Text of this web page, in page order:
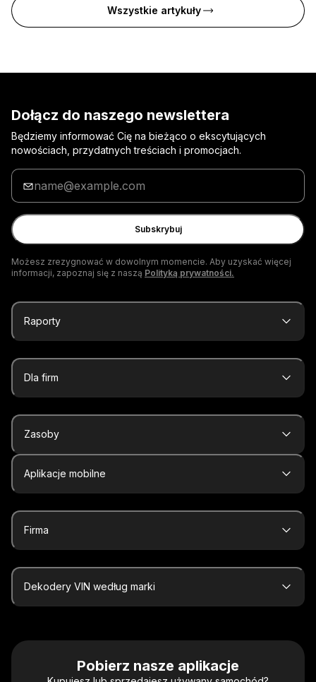
Wszystkie artykuły
Dołącz do naszego newslettera
Będziemy informować Cię na bieżąco o ekscytujących
nowościach, przydatnych treściach i promocjach.
Wpisz
adres
e-
mail
Subskrybuj
Możesz zrezygnować w dowolnym momencie. Aby uzyskać więcej
informacji, zapoznaj się z naszą Polityką prywatności.
Raporty
Dla firm
Zasoby
Aplikacje mobilne
Firma
Dekodery VIN według marki
Pobierz nasze aplikacje